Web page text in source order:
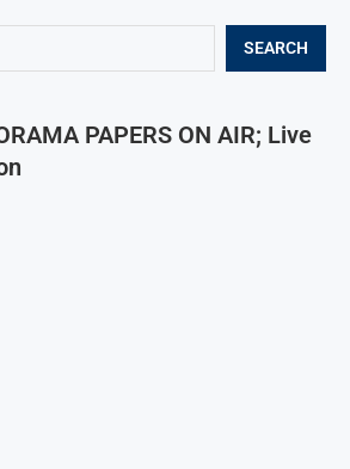
SEARCH
PAPERS ON AIR; Live